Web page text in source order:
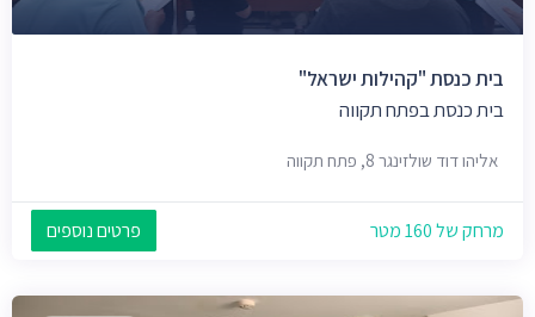
בית כנסת "קהילות ישראל"
בית כנסת בפתח תקווה
אליהו דוד שולזינגר 8, פתח תקווה
מרחק של 160 מטר פרטים נוספים